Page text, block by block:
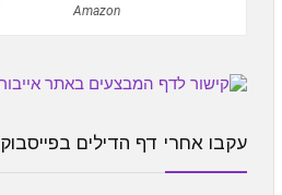
Amazon
עקבו אחרי דף הדילים בפייסבוק